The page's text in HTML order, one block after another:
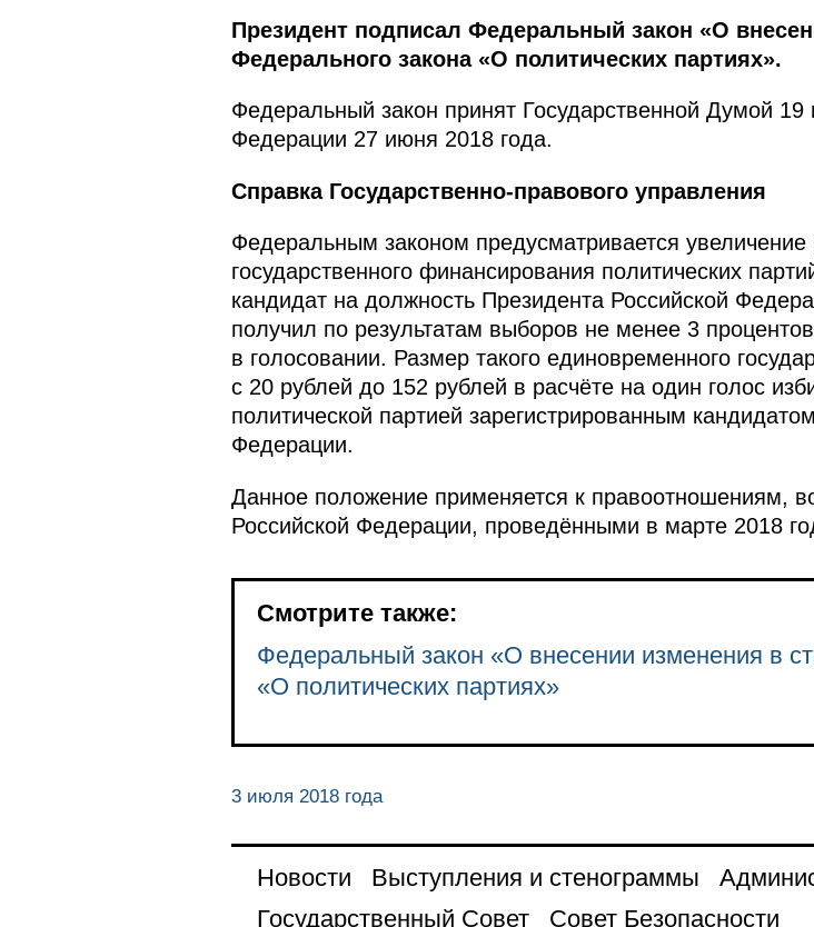
Президент подписал Федеральный закон «О
Федерального закона «О политических партиях».
Федеральный закон принят Государственной Думой
Федерации 27 июня 2018 года.
Справка Государственно-правового управления
Федеральным законом предусматривается
государственного финансирования политических
кандидат на должность Президента Российской
получил по результатам выборов не менее 3
в голосовании. Размер такого единовременного
с 20 рублей до 152 рублей в расчёте на один голос
политической партией зарегистрированным
Федерации.
Данное положение применяется к правоотношениям,
Российской Федерации, проведёнными в марте 2018
Смотрите также:
Федеральный закон «О внесении изменения в
«О политических партиях»
3 июля 2018 года
Новости Выступления и стенограммы
Государственный Совет
Совет Безопасности